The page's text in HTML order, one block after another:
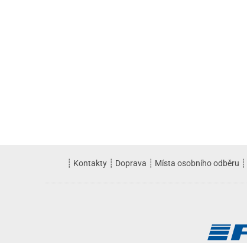
┊ Kontakty ┊ Doprava ┊ Místa osobního odběru ┊